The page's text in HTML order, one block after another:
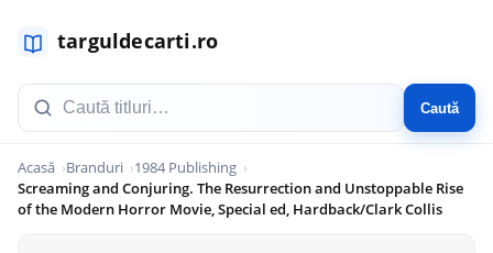
Caută
Acasă Branduri
1984 Publishing
Screaming and Conjuring. The Resurrection and Unstoppable Rise
of the Modern Horror Movie, Special ed, Hardback/Clark Collis